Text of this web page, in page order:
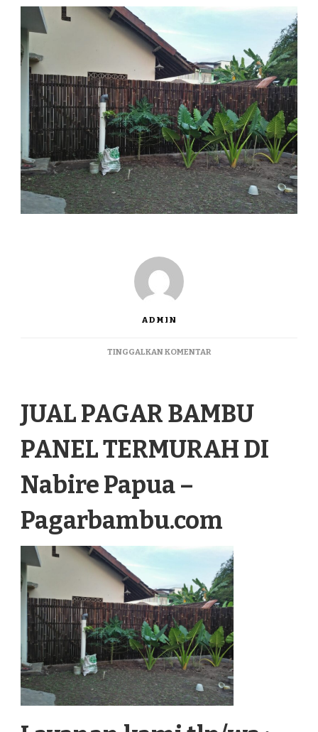
ADMIN
TINGGALKAN KOMENTARPADA
PANEL
TERMURAH
NABIRE
PAPUA
JUAL PAGAR BAMBU
PANEL TERMURAH DI
Nabire Papua –
Pagarbambu.com